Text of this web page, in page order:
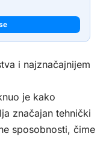
i najznačajnijem
je kako
značajan tehnički
sposobnosti, čime